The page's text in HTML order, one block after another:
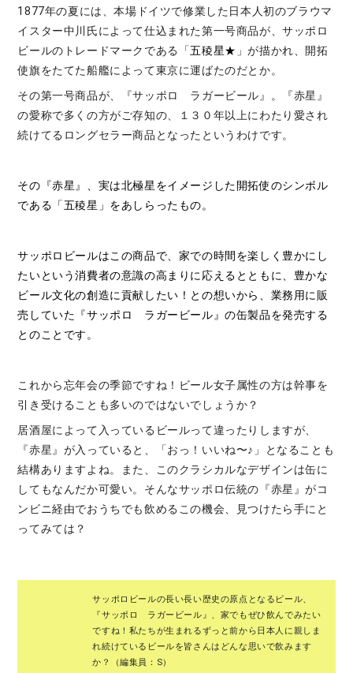
1877年の夏には、本場ドイツで修業した日本人初のブラウマ
イスター中川氏によって仕込まれた第一号商品が、サッポロ
ビールのトレードマークである「五稜星★ 」が描かれ、開拓
使旗をたてた船艦によって東京に運ばたのだとか。
その第一号商品が、『サッポロ ラガービール』。『赤星』
の愛称で多くの方がご存知の、１３０年以上にわたり愛され
続けてるロングセラー商品となったというわけです。
その『赤星』、実は北極星をイメージした開拓使のシンボル
である「五稜星」をあしらったもの。
サッポロビールはこの商品で、家での時間を楽しく豊かにし
たいという消費者の意識の高まりに応えるとともに、豊かな
ビール文化の創造に貢献したい！との想いから、業務用に販
売していた『サッポロ ラガービール』の缶製品を発売する
とのことです。
これから忘年会の季節ですね！ビール女子属性の方は幹事を
引き受けることも多いのではないでしょうか？
居酒屋によって入っているビールって違ったりしますが、
『赤星』が入っていると、「おっ！いいね〜♪」となることも
結構ありますよね。また、このクラシカルなデザインは缶に
してもなんだか可愛い。そんなサッポロ伝統の『赤星』がコ
ンビニ経由でおうちでも飲めるこの機会、見つけたら手にと
ってみては？
サッポロビールの長い長い歴史の原点となるビール、
『サッポロ ラガービール』、家でもぜひ飲んでみたい
ですね！私たちが生まれるずっと前から日本人に親しま
れ続けているビールを皆さんはどんな思いで飲みます
か？（編集員：S）